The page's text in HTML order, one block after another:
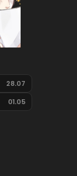
28.07
01.05